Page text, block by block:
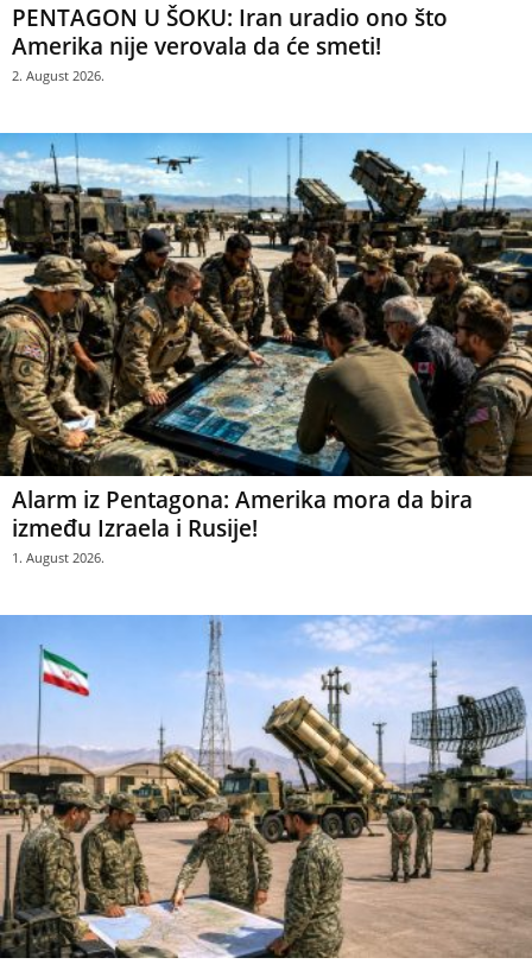
PENTAGON U ŠOKU: Iran uradio ono što
Amerika nije verovala da će smeti!
2. August 2026.
Alarm iz Pentagona: Amerika mora da bira
između Izraela i Rusije!
1. August 2026.